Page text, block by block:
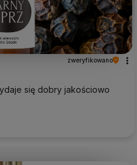
zweryfikowano
się dobry jakościowo